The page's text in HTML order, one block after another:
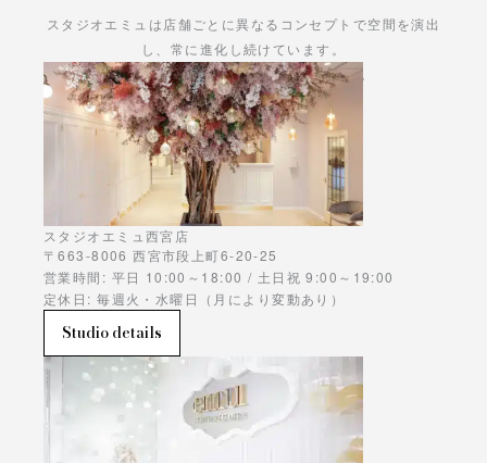
スタジオエミュは店舗ごとに異なるコンセプトで空間を演出
し、常に進化し続けています。
あなただけの物語をお楽しみください。
スタジオエミュ西宮店
〒663-8006 西宮市段上町6-20-25
営業時間: 平日 10:00～18:00 / 土日祝 9:00～19:00
定休日: 毎週火・水曜日（月により変動あり）
Studio details